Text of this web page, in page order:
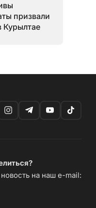
призвали
Курылтае
на наш e-mail: